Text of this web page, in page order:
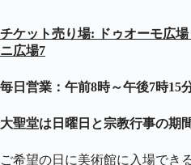
チケット売り場: ドゥオーモ広
ニ広場7
毎日営業：午前8時～午後7時15分
大聖堂は日曜日と宗教行事の期
ご希望の日に美術館に入場でき